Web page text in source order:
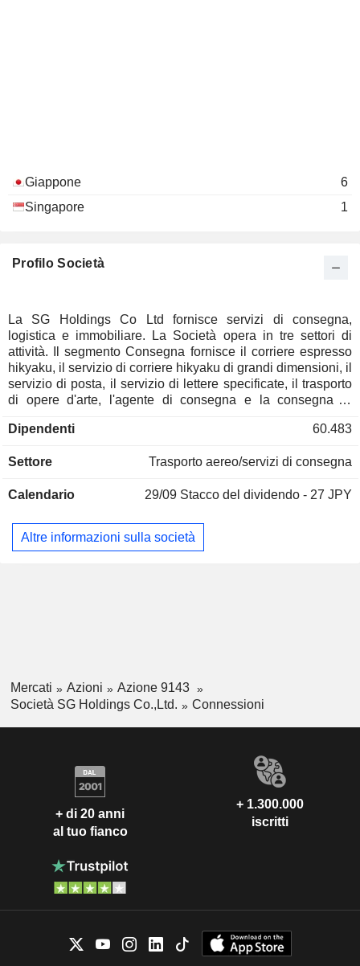
Giappone
6
Singapore
1
Profilo Società
La SG Holdings Co Ltd fornisce servizi di consegna,
logistica e immobiliare. La Società opera in tre settori di
attività. Il segmento Consegna fornisce il corriere espresso
hikyaku, il servizio di corriere hikyaku di grandi dimensioni, il
servizio di posta, il servizio di lettere specificate, il trasporto
di opere d'arte, l'agente di consegna e la consegna di
l'elaborazione della distribuzione, la costruzione del sistema
consegne, il servizio di corriere internazionale e il trasporto
fornisce leasing e gestione immobiliare, sviluppo
impegnata nel settore delle agenzie di assicurazione danni
per il trasporto, nella vendita di carburante per autocarri,
Dipendenti 60.483
Settore Trasporto aereo/servizi di consegna
Calendario 29/09 Stacco del dividendo - 27 JPY
Altre informazioni sulla società
Mercati Azioni
Azione 9143
Società SG Holdings Co.,Ltd.
Connessioni
+ di 20 anni
al tuo fianco
+ 1.300.000
iscritti